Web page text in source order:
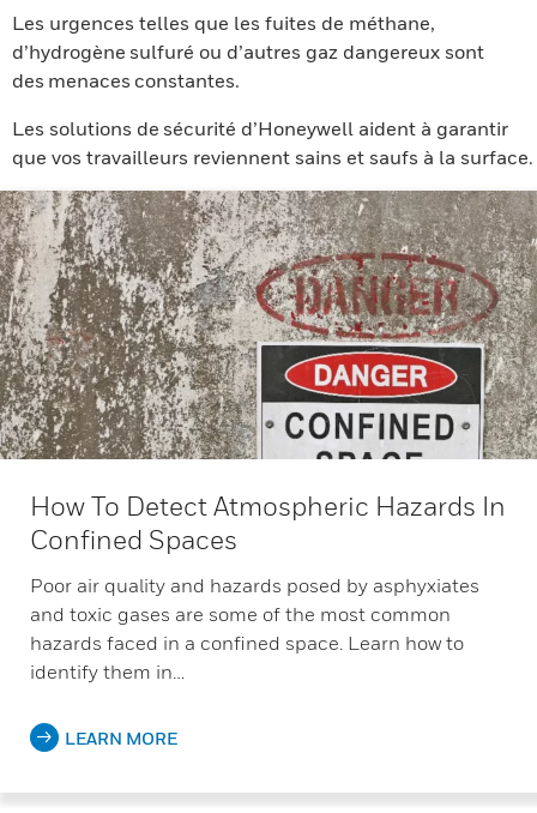
Les urgences telles que les fuites de méthane,
d’hydrogène sulfuré ou d’autres gaz dangereux sont
des menaces constantes.
Les solutions de sécurité d’Honeywell aident à garantir
que vos travailleurs reviennent sains et saufs à la surface.
How To Detect Atmospheric Hazards In
Confined Spaces
Poor air quality and hazards posed by asphyxiates
and toxic gases are some of the most common
hazards faced in a confined space. Learn how to
identify them in…
LEARN MORE